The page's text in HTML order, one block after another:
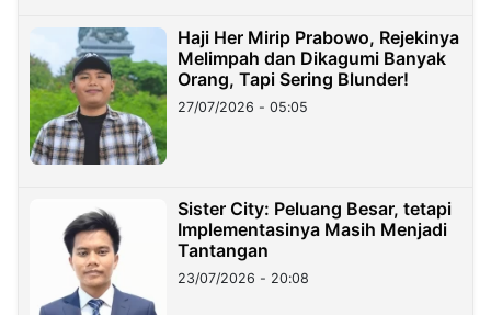
Haji Her Mirip Prabowo, Rejekinya
Melimpah dan Dikagumi Banyak
Orang, Tapi Sering Blunder!
27/07/2026 - 05:05
Sister City: Peluang Besar, tetapi
Implementasinya Masih Menjadi
Tantangan
23/07/2026 - 20:08